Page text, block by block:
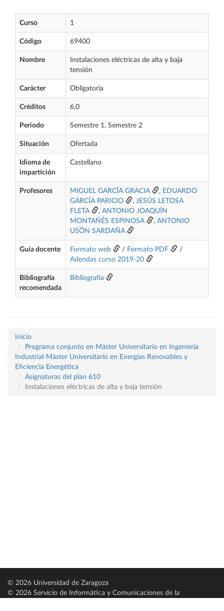
Curso 1
Código 69400
Nombre
Instalaciones eléctricas de alta y baja
tensión
Carácter Obligatoria
Créditos 6,0
Periodo Semestre 1, Semestre 2
Situación Ofertada
Idioma de
impartición
Castellano
Profesores MIGUEL GARCÍA GRACIA , EDUARDO
GARCÍA PARICIO
, JESÚS LETOSA
FLETA
, ANTONIO JOAQUÍN
MONTAÑÉS ESPINOSA
, ANTONIO
USÓN SARDAÑA
Guía docente Formato web / Formato PDF
/
Adendas curso 2019-20
Bibliografía
recomendada
Bibliografía
Inicio
Programa conjunto en Máster Universitario en Ingeniería
Industrial-Máster Universitario en Energías Renovables y
Eficiencia Energética
Asignaturas del plan 610
Instalaciones eléctricas de alta y baja tensión
© 2026 Universidad de Zaragoza
© 2026 Servicio de Informática y Comunicaciones de la